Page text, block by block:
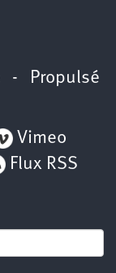
- Propulsé
Vimeo
Flux RSS